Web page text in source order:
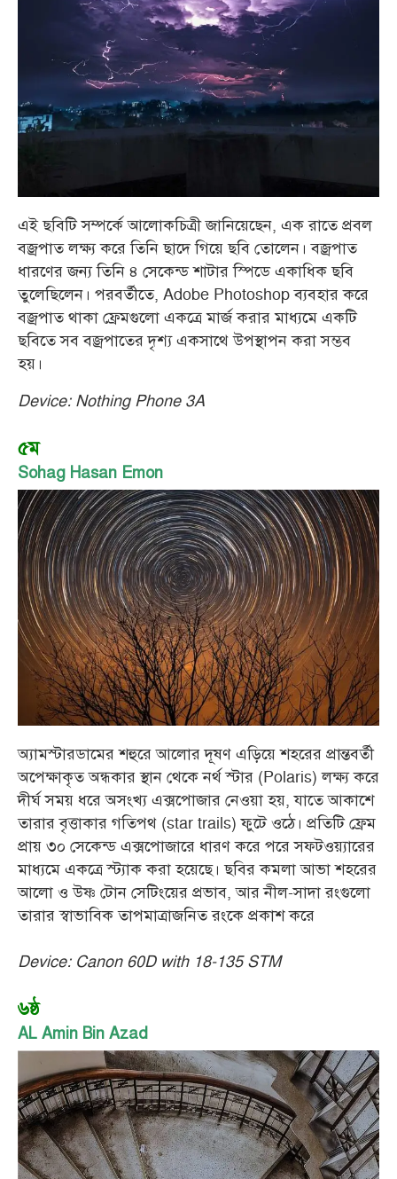
এই ছবিটি সম্পর্কে আলোকচিত্রী জানিয়েছেন, এক রাতে প্রবল
বজ্রপাত লক্ষ্য করে তিনি ছাদে গিয়ে ছবি তোলেন। বজ্রপাত
ধারণের জন্য তিনি ৪ সেকেন্ড শাটার স্পিডে একাধিক ছবি
তুলেছিলেন। পরবর্তীতে, Adobe Photoshop ব্যবহার করে
বজ্রপাত থাকা ফ্রেমগুলো একত্রে মার্জ করার মাধ্যমে একটি
ছবিতে সব বজ্রপাতের দৃশ্য একসাথে উপস্থাপন করা সম্ভব
হয়।
Device: Nothing Phone 3A
৫ম
Sohag Hasan Emon
অ্যামস্টারডামের শহুরে আলোর দূষণ এড়িয়ে শহরের প্রান্তবর্তী
অপেক্ষাকৃত অন্ধকার স্থান থেকে নর্থ স্টার (Polaris) লক্ষ্য করে
দীর্ঘ সময় ধরে অসংখ্য এক্সপোজার নেওয়া হয়, যাতে আকাশে
তারার বৃত্তাকার গতিপথ (star trails) ফুটে ওঠে। প্রতিটি ফ্রেম
প্রায় ৩০ সেকেন্ড এক্সপোজারে ধারণ করে পরে সফটওয়্যারের
মাধ্যমে একত্রে স্ট্যাক করা হয়েছে। ছবির কমলা আভা শহরের
আলো ও উষ্ণ টোন সেটিংয়ের প্রভাব, আর নীল-সাদা রংগুলো
তারার স্বাভাবিক তাপমাত্রাজনিত রংকে প্রকাশ করে
Device: Canon 60D with 18-135 STM
৬ষ্ঠ
AL Amin Bin Azad